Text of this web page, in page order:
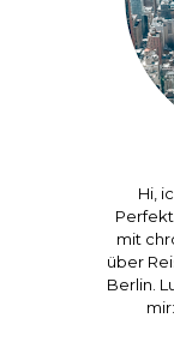
Hi,
mit
über
Berlin.